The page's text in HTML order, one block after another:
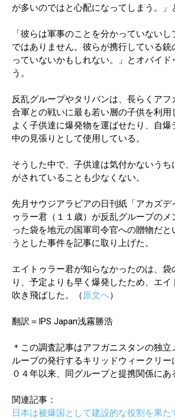
が多いのではと心配になってしまう。」
「彼らは軍事のことを分かっていない
ではありません。彼らが携行している
っていないかもしれない。」とオバイド
う。
反乱グループやタリバンは、長らくアフ
合軍との戦いに最も若い層の子供を利用
よく子供達に爆発物を運ばせたり、自爆
中の見張りとして使用している。
そうした中で、子供達は気付かないうち
がされていることも少なくない。
先月サウジアラビアの日刊紙「アカズデ
ゥラー君（１１歳）が反乱グループのメ
った袋を地元の国軍司令官への贈物だと
うとした事件を記事に取り上げた。
エイトゥラー君が知らなかったのは、袋
り、予定よりも早く爆発したため、エ
吹き飛ばした。（原文へ）
翻訳＝IPS Japan浅霧勝浩
＊この調査記事はアフガニスタンの独
ループの発行するキリッドウィークリー
０４年以来、同グループと提携関係にあ
関連記事：
日本は被爆国として建設的な役割を果た